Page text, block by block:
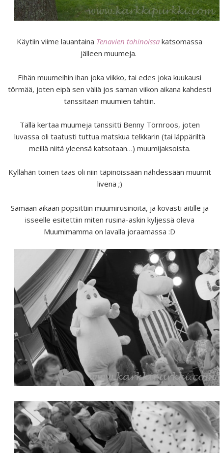
Käytiin viime lauantaina Tenavien tohinoissa katsomassa
jälleen muumeja.
Eihän muumeihin ihan joka viikko, tai edes joka kuukausi
törmää, joten eipä sen väliä jos saman viikon aikana kahdesti
tanssitaan muumien tahtiin.
Tällä kertaa muumeja tanssitti Benny Törnroos, joten
luvassa oli taatusti tuttua matskua telkkarin (tai läppäriltä
meillä niitä yleensä katsotaan…) muumijaksoista.
Kyllähän toinen taas oli niin täpinöissään nähdessään muumit
livenä ;)
Samaan aikaan popsittiin muumirusinoita, ja kovasti äitille ja
isseelle esitettiin miten rusina-askin kyljessä oleva
Muumimamma on lavalla joraamassa :D